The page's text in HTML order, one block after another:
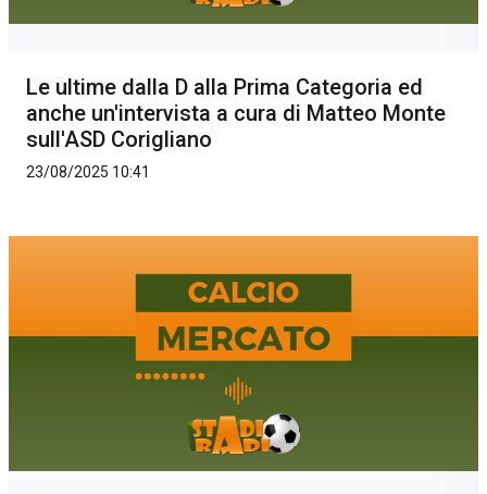
Le ultime dalla D alla Prima Categoria ed
anche un'intervista a cura di Matteo Monte
sull'ASD Corigliano
23/08/2025 10:41